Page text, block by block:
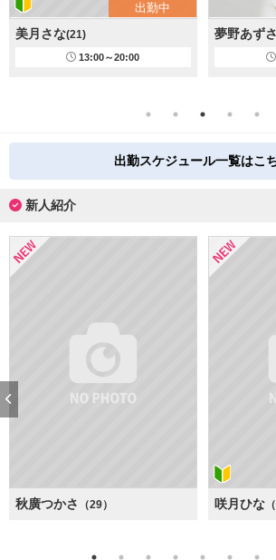
出勤中
美月さな(21)
13:00～20:00
夢野あず
出勤スケジュール一覧はこ
新人紹介
秋廣つかさ （29） 咲月ひな